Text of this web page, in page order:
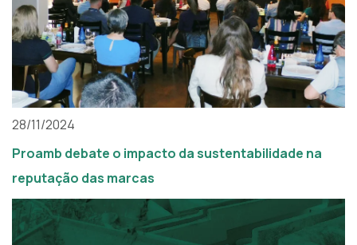
28/11/2024
Proamb debate o impacto da sustentabilidade na
reputação das marcas